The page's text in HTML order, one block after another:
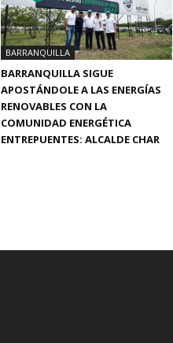
BARRANQUILLA
BARRANQUILLA SIGUE
APOSTÁNDOLE A LAS ENERGÍAS
RENOVABLES CON LA
COMUNIDAD ENERGÉTICA
ENTREPUENTES: ALCALDE CHAR